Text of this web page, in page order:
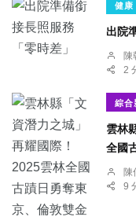
健康
出院
陳
2
綜合
雲林
全國
陳
9